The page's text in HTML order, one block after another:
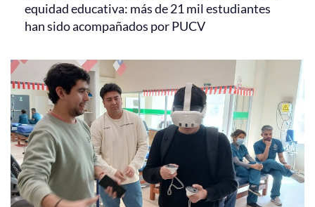
equidad educativa: más de 21 mil estudiantes
han sido acompañados por PUCV